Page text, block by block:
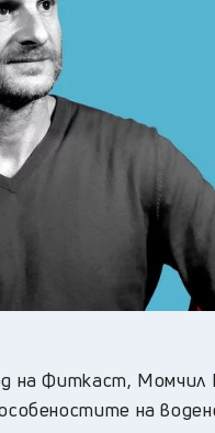
на Фиткаст,
на